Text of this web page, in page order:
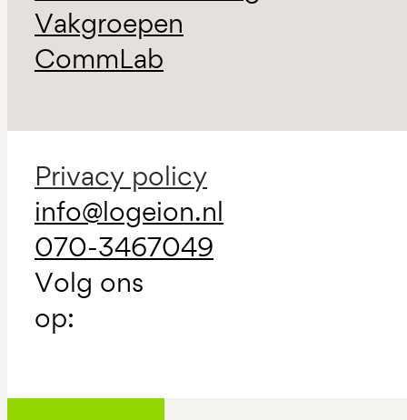
Vakgroepen
CommLab
Privacy policy
info@logeion.nl
070-3467049
Volg ons
op: